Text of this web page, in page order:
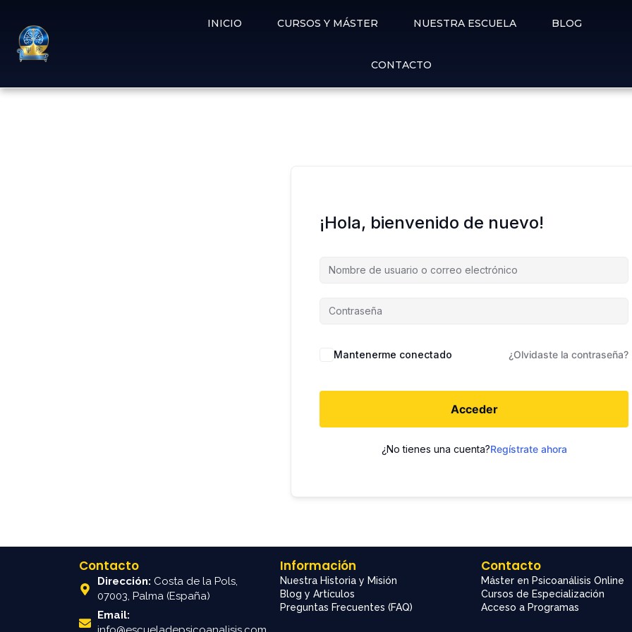
INICIO CURSOS Y MÁSTER NUESTRA ESCUELA BLOG
CONTACTO
¡Hola, bienvenido de nuevo!
Mantenerme conectado ¿Olvidaste la contraseña?
Acceder
¿No tienes una cuenta?Regístrate ahora
Contacto
Dirección: Costa de la Pols,
07003, Palma (España)
Email:
Información
Nuestra Historia y Misión
Blog y Artículos
Preguntas Frecuentes (FAQ)
Contacto
Máster en Psicoanálisis Online
Cursos de Especialización
Acceso a Programas